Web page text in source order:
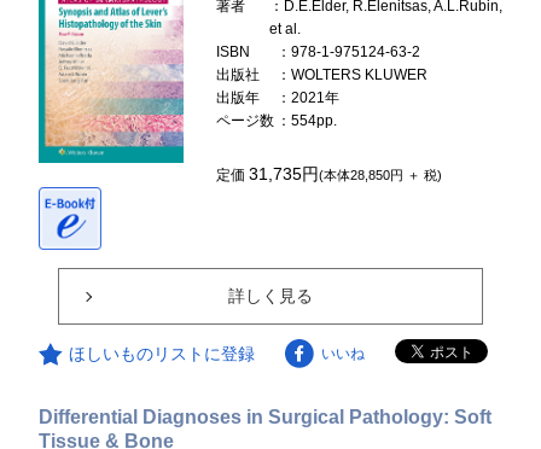
著者
：D.E.Elder, R.Elenitsas, A.L.Rubin,
et al.
ISBN
：978-1-975124-63-2
出版社
：WOLTERS KLUWER
出版年
：2021年
ページ数 ：554pp.
定価31,735円(本体28,850円 ＋ 税)
詳しく見る
ほしいものリストに登録 いいね
Differential Diagnoses in Surgical Pathology: Soft
Tissue & Bone